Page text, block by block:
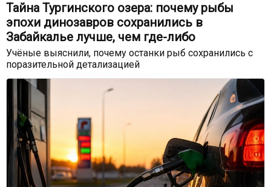
Тайна Тургинского озера: почему рыбы
эпохи динозавров сохранились в
Забайкалье лучше, чем где-либо
Учёные выяснили, почему останки рыб сохранились с
поразительной детализацией